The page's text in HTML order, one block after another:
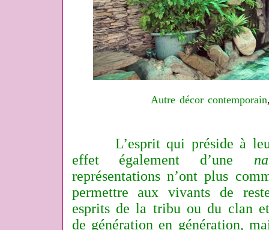
Autre décor contemporain
L’esprit qui préside à leur
effet également d’une
représentations n’ont plus
permettre aux vivants de
esprits de la tribu ou du clan
de génération en génération,